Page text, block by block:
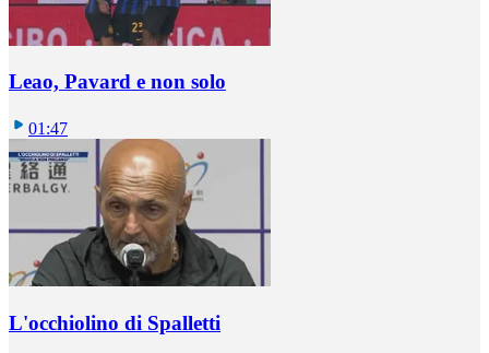
Leao, Pavard e non solo
01:47
L'occhiolino di Spalletti